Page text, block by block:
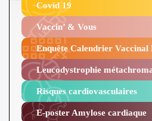
Covid 19
Vaccin’ & Vous
Enquête Calendrier Vaccinal
Leucodystrophie
Risques cardiovasculaires
E-poster Amylose cardiaque ​